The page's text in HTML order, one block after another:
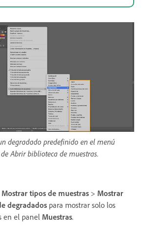
degradado predefinido en el menú
Abrir biblioteca de muestras.
Mostrar tipos de muestras > Mostrar
degradados para mostrar solo los
en el panel Muestras.